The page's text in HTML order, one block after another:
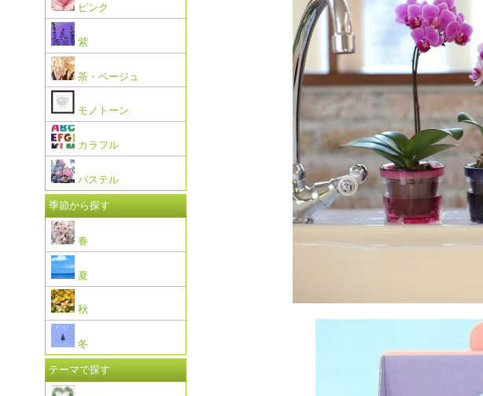
ピンク
紫
茶・ベージュ
モノトーン
カラフル
パステル
季節から探す
春
夏
秋
冬
テーマで探す